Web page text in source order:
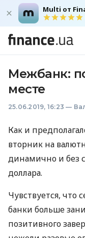
Multi от
Межбанк:
месте
25.06.2019, 16:23 —
Как и
вторник на
динамично и без
доллара.
Чувствуется, что
банки больше
позитивного